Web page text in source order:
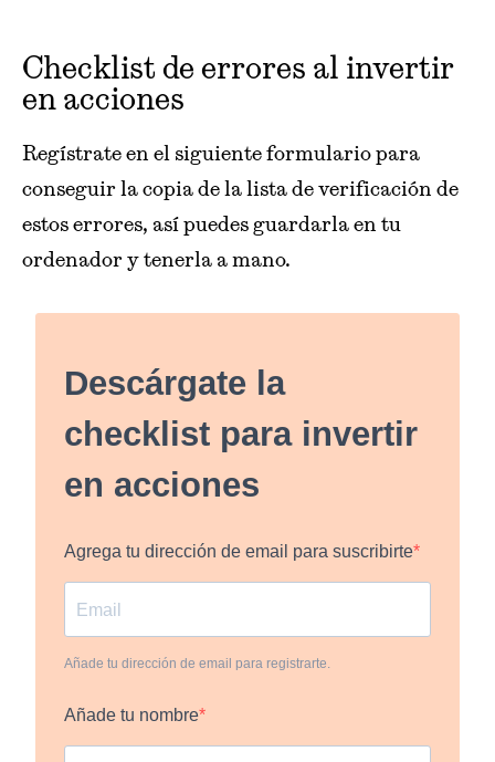
Checklist de errores al invertir
en acciones
Regístrate en el siguiente formulario para
conseguir la copia de la lista de verificación de
estos errores, así puedes guardarla en tu
ordenador y tenerla a mano.
Descárgate la
checklist para invertir
en acciones
Agrega tu dirección de email para suscribirte
Añade tu dirección de email para registrarte.
Añade tu nombre